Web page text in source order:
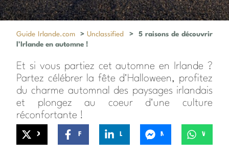
Guide Irlande.com >Unclassified >
5 raisons de découvrir
l’Irlande en automne !
Et si vous partiez cet automne en Irlande ?
Partez célébrer la fête d'Halloween, profitez
du charme automnal des paysages irlandais
et plongez au coeur d'une culture
réconfortante !